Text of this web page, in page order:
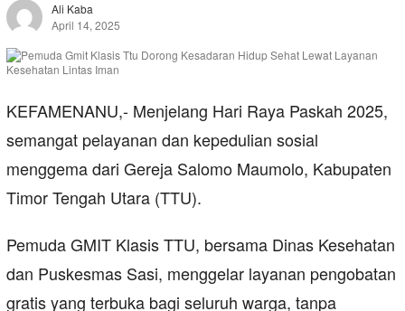
Ali Kaba
April 14, 2025
KEFAMENANU,- Menjelang Hari Raya Paskah 2025,
semangat pelayanan dan kepedulian sosial
menggema dari Gereja Salomo Maumolo, Kabupaten
Timor Tengah Utara (TTU).
Pemuda GMIT Klasis TTU, bersama Dinas Kesehatan
dan Puskesmas Sasi, menggelar layanan pengobatan
gratis yang terbuka bagi seluruh warga, tanpa